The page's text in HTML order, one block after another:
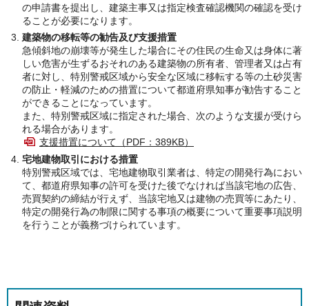
の申請書を提出し、建築主事又は指定検査確認機関の確認を受け
ることが必要になります。
建築物の移転等の勧告及び支援措置
急傾斜地の崩壊等が発生した場合にその住民の生命又は身体に著
しい危害が生ずるおそれのある建築物の所有者、管理者又は占有
者に対し、特別警戒区域から安全な区域に移転する等の土砂災害
の防止・軽減のための措置について都道府県知事が勧告すること
ができることになっています。
また、特別警戒区域に指定された場合、次のような支援が受けら
れる場合があります。
支援措置について（PDF：389KB）
宅地建物取引における措置
特別警戒区域では、宅地建物取引業者は、特定の開発行為におい
て、都道府県知事の許可を受けた後でなければ当該宅地の広告、
売買契約の締結が行えず、当該宅地又は建物の売買等にあたり、
特定の開発行為の制限に関する事項の概要について重要事項説明
を行うことが義務づけられています。